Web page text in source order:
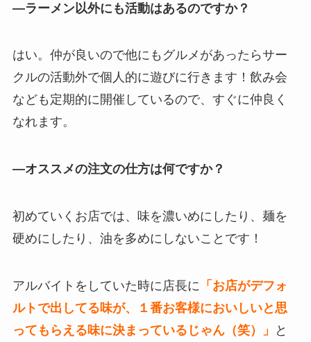
—ラーメン以外にも活動はあるのですか？
はい。仲が良いので他にもグルメがあったらサー
クルの活動外で個人的に遊びに行きます！飲み会
なども定期的に開催しているので、すぐに仲良く
なれます。
—オススメの注文の仕方は何ですか？
初めていくお店では、味を濃いめにしたり、麺を
硬めにしたり、油を多めにしないことです！
アルバイトをしていた時に店長に 「お店がデフォ
ルトで出してる味が、１番お客様においしいと思
ってもらえる味に決まっているじゃん（笑）」
と